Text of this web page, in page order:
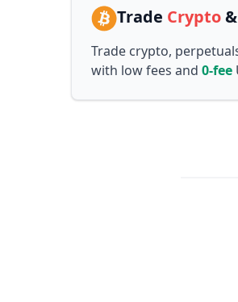
Trade Crypto&
Trade crypto,
with low fees and 0-fee